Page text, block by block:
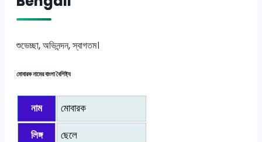
শুভেচ্ছা, অভিনন্দন, স্বাগতম।
মোবারক নামের বাংলা বৈশিষ্ট্য
নাম মোবারক
লিঙ্গ ছেলে